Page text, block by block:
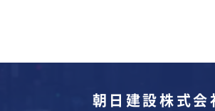
朝日建設株式会